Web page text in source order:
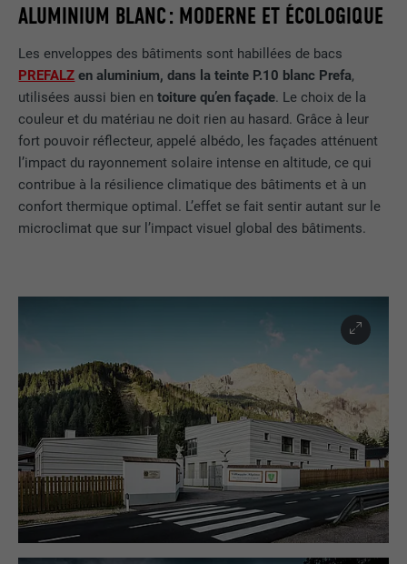
ALUMINIUM BLANC : MODERNE ET ÉCOLOGIQUE
Les enveloppes des bâtiments sont habillées de bacs
PREFALZ en aluminium, dans la teinte P.10 blanc Prefa,
utilisées aussi bien entoiture qu’en façade. Le choix de la
couleur et du matériau ne doit rien au hasard. Grâce à leur
fort pouvoir réflecteur, appelé albédo, les façades atténuent
l’impact du rayonnement solaire intense en altitude, ce qui
contribue à la résilience climatique des bâtiments et à un
confort thermique optimal. L’effet se fait sentir autant sur le
microclimat que sur l’impact visuel global des bâtiments.